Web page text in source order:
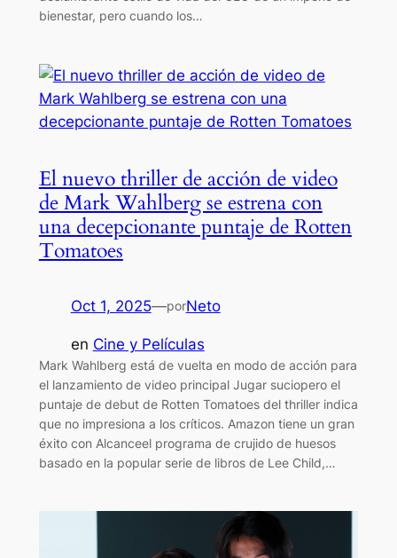
bienestar, pero cuando los…
El nuevo thriller de acción de video
de Mark Wahlberg se estrena con
una decepcionante puntaje de Rotten
Tomatoes
Oct 1, 2025—porNeto
en Cine y Películas
Mark Wahlberg está de vuelta en modo de acción para
el lanzamiento de video principal Jugar suciopero el
puntaje de debut de Rotten Tomatoes del thriller indica
que no impresiona a los críticos. Amazon tiene un gran
éxito con Alcanceel programa de crujido de huesos
basado en la popular serie de libros de Lee Child,…